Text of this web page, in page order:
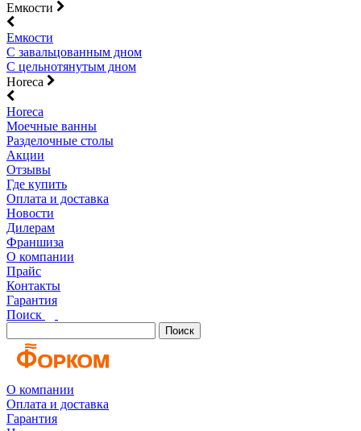
Емкости
Емкости
С завальцованным дном
С цельнотянутым дном
Horeca
Horeca
Моечные ванны
Разделочные столы
Акции
Отзывы
Где купить
Оплата и доставка
Новости
Дилерам
Франшиза
О компании
Прайс
Контакты
Гарантия
Поиск
Поиск
О компании
Оплата и доставка
Гарантия